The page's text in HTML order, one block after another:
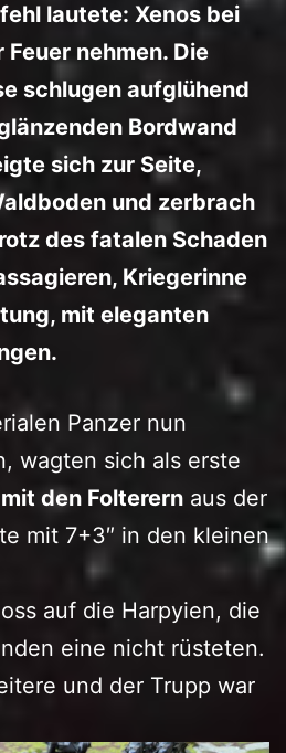
lautete: Xenos bei
nehmen. Die
schlugen aufglühend
Bordwand
sich zur Seite,
und zerbrach
des fatalen Schaden
Kriegerinne
mit eleganten
Panzer nun
wagten sich als erste
den Folterern aus der
mit 7+3″ in den kleinen
auf die Harpyien, die
eine nicht rüsteten.
und der Trupp war